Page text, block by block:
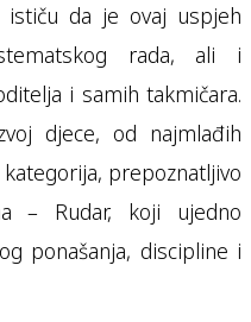
da je ovaj uspjeh
rada, ali i
i samih takmičara.
djece, od najmlađih
prepoznatljivo
– Rudar, koji ujedno
ponašanja, discipline i